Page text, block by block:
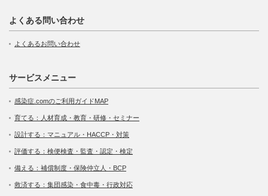
よくある問い合わせ
よくあるお問い合わせ
サービスメニュー
感染症.comのご利用ガイドMAP
育てる：人材育成・教育・研修・セミナー
設計する：マニュアル・HACCP・対策
評価する：検便検査・監査・認定・検定
備える：補償制度・保険仲立人・BCP
救済する：集団感染・食中毒・行政対応